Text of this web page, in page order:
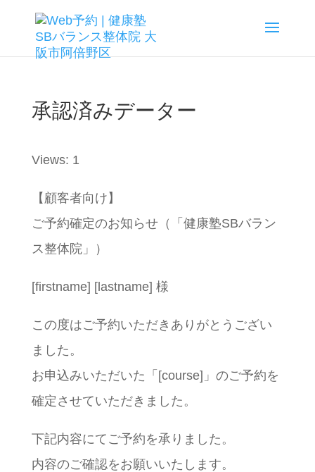
承認済みデーター
Views: 1
【顧客者向け】
ご予約確定のお知らせ（「健康塾SBバラン
ス整体院」）
[firstname] [lastname] 様
この度はご予約いただきありがとうござい
ました。
お申込みいただいた「[course]」のご予約を
確定させていただきました。
下記内容にてご予約を承りました。
内容のご確認をお願いいたします。